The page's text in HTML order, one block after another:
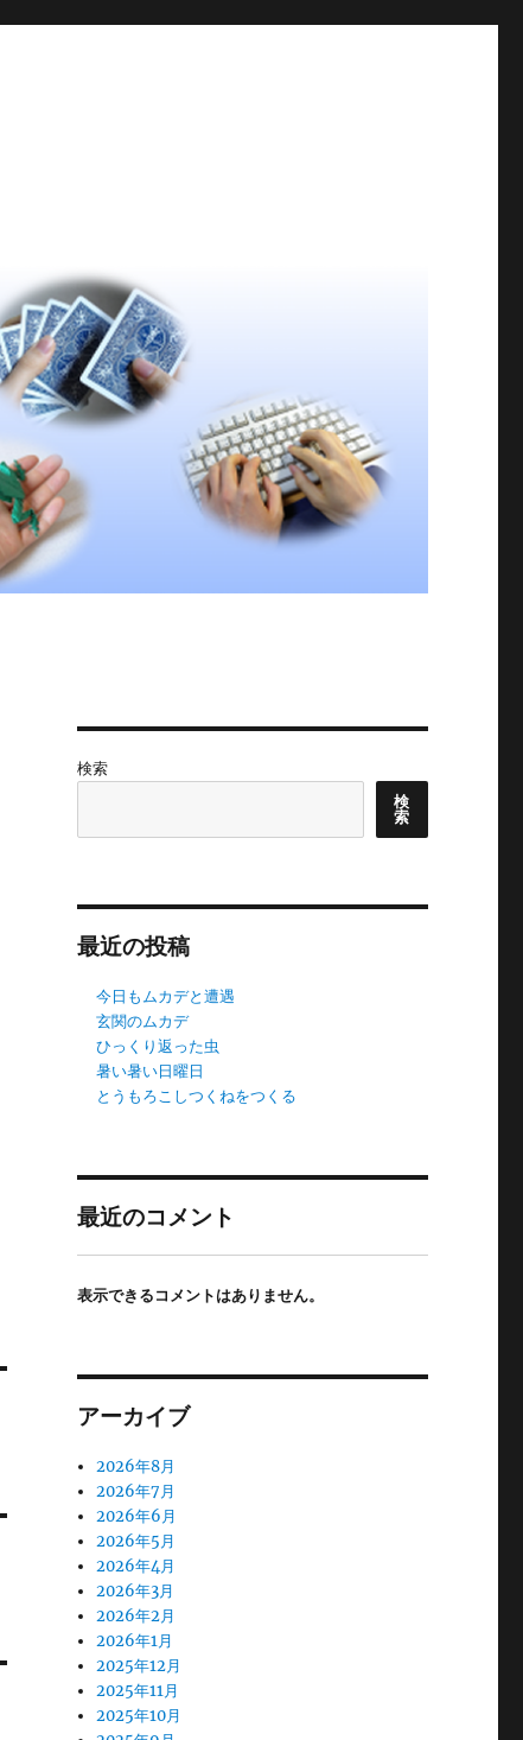
検索
検
索
最近の投稿
今日もムカデと遭遇
玄関のムカデ
ひっくり返った虫
暑い暑い日曜日
とうもろこしつくねをつくる
最近のコメント
表示できるコメントはありません。
アーカイブ
2026年8月
2026年7月
2026年6月
2026年5月
2026年4月
2026年3月
2026年2月
2026年1月
2025年12月
2025年11月
2025年10月